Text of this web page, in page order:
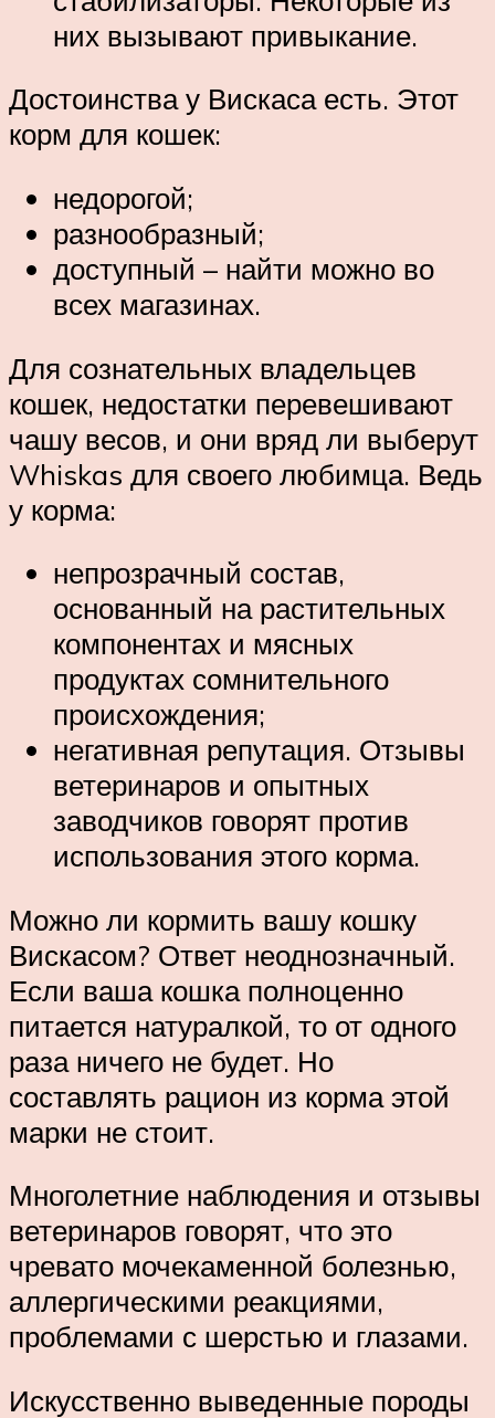
них вызывают привыкание.
Достоинства у Вискаса есть. Этот
корм для кошек:
недорогой;
разнообразный;
доступный – найти можно во
всех магазинах.
Для сознательных владельцев
кошек, недостатки перевешивают
чашу весов, и они вряд ли выберут
Whiskas для своего любимца. Ведь
у корма:
непрозрачный состав,
основанный на растительных
компонентах и мясных
продуктах сомнительного
происхождения;
негативная репутация. Отзывы
ветеринаров и опытных
заводчиков говорят против
использования этого корма.
Можно ли кормить вашу кошку
Вискасом? Ответ неоднозначный.
Если ваша кошка полноценно
питается натуралкой, то от одного
раза ничего не будет. Но
составлять рацион из корма этой
марки не стоит.
Многолетние наблюдения и отзывы
ветеринаров говорят, что это
чревато мочекаменной болезнью,
аллергическими реакциями,
проблемами с шерстью и глазами.
Искусственно выведенные породы